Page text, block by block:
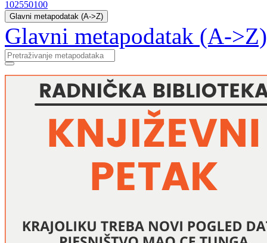
102550100
Glavni metapodatak (A->Z)
Glavni metapodatak (A->Z)